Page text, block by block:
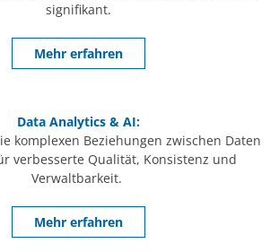
signifikant.
Mehr erfahren
Data Analytics & AI:
komplexen Beziehungen zwischen Daten
verbesserte Qualität, Konsistenz und
Verwaltbarkeit.
Mehr erfahren